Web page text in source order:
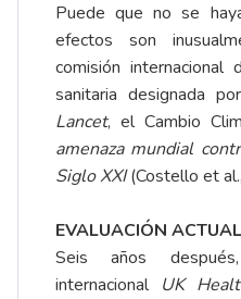
Puede que no se
efectos son
comisión
sanitaria designada
Lancet, el Cambio
amenaza mundial
Siglo XXI(Costello et
EVALUACIÓN ACTUAL
Seis años
internacional UK